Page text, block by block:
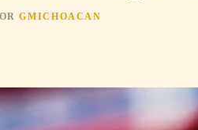
GMICHOACAN